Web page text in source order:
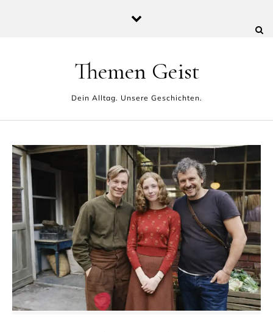
Themen Geist
Dein Alltag. Unsere Geschichten.